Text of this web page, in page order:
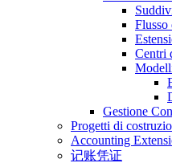
Centri
Gestione
Progetti di
Accounting
记账凭证